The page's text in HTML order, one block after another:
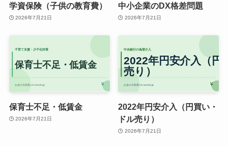
学資保険（子供の教育費）
2026年7月21日
中小企業のDX格差問題
2026年7月21日
保育士不足・低賃金
2026年7月21日
2022年円安介入（円買い・
ドル売り）
2026年7月21日